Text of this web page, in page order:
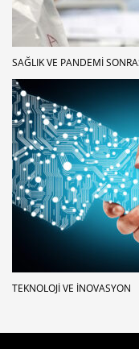
SAĞLIK VE PANDEMI
TEKNOLOJI VE İNOVASYON